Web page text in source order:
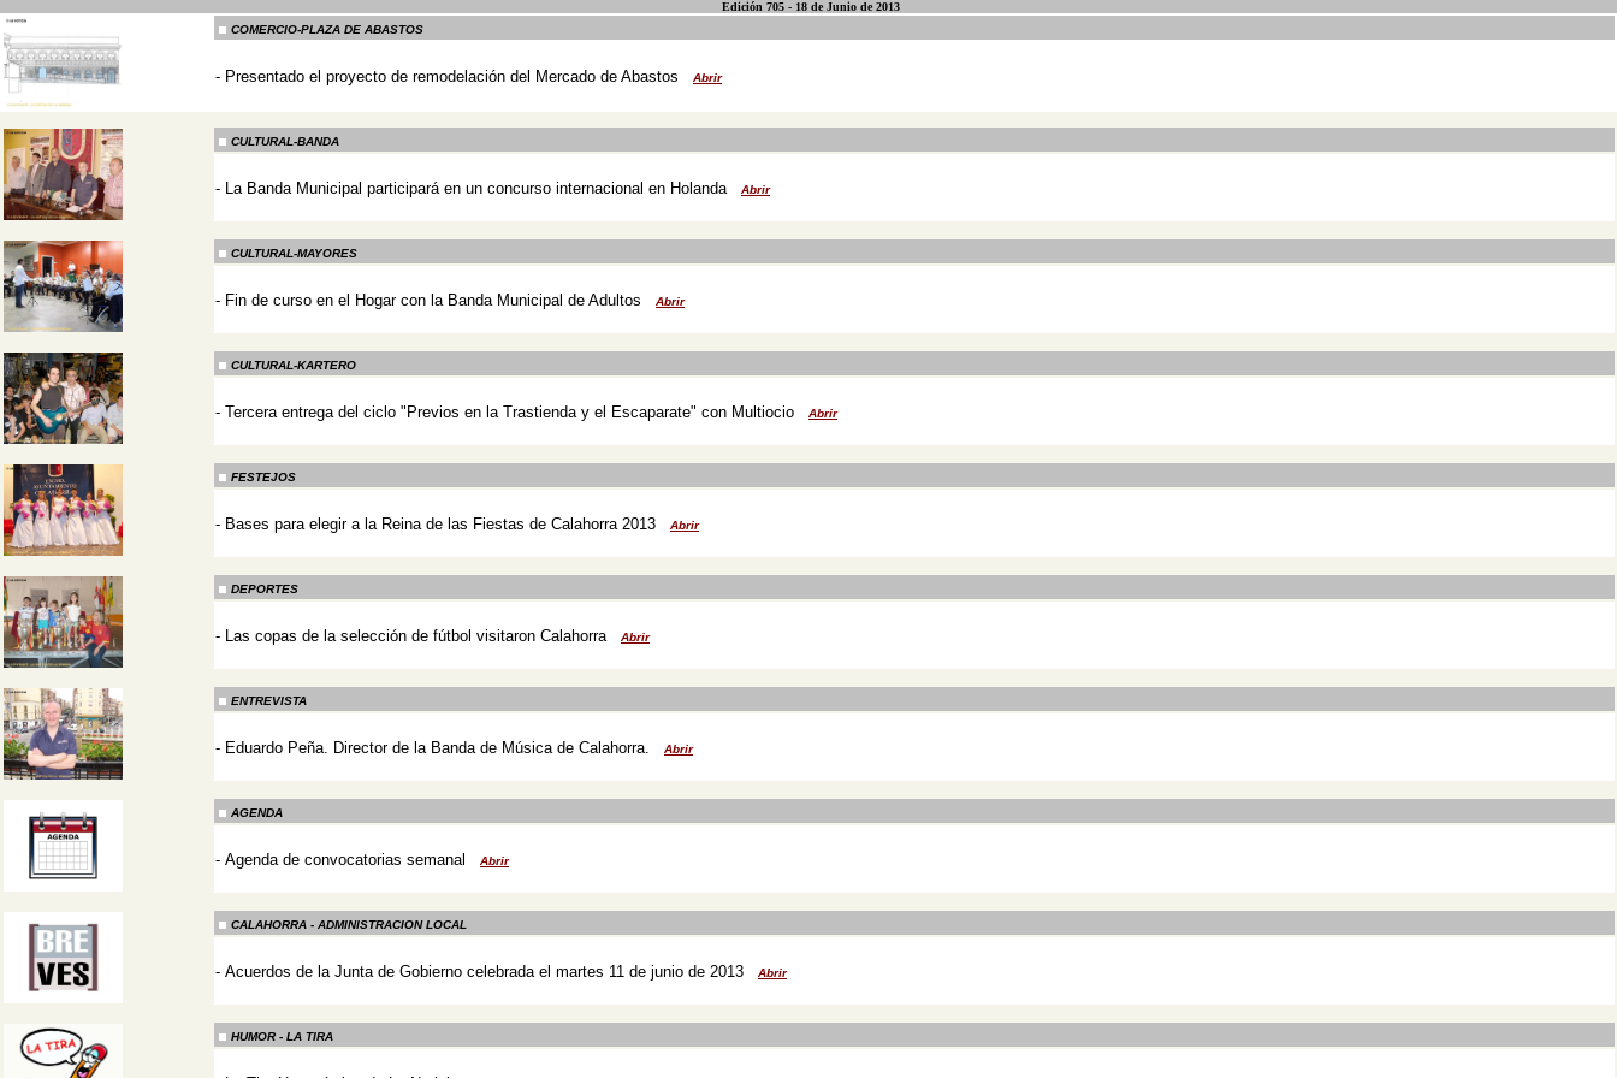
Edición 705 - 18 de Junio de 2013
COMERCIO-PLAZA DE ABASTOS
- Presentado el proyecto de remodelación del Mercado de Abastos Abrir
CULTURAL-BANDA
- La Banda Municipal participará en un concurso internacional en Holanda Abrir
CULTURAL-MAYORES
- Fin de curso en el Hogar con la Banda Municipal de Adultos Abrir
CULTURAL-KARTERO
- Tercera entrega del ciclo "Previos en la Trastienda y el Escaparate" con Multiocio Abrir
FESTEJOS
- Bases para elegir a la Reina de las Fiestas de Calahorra 2013 Abrir
DEPORTES
- Las copas de la selección de fútbol visitaron Calahorra Abrir
ENTREVISTA
- Eduardo Peña. Director de la Banda de Música de Calahorra. Abrir
AGENDA
- Agenda de convocatorias semanal Abrir
CALAHORRA - ADMINISTRACION LOCAL
- Acuerdos de la Junta de Gobierno celebrada el martes 11 de junio de 2013 Abrir
HUMOR - LA TIRA